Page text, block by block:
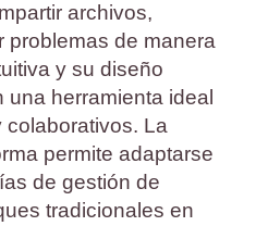
archivos,
problemas de manera
y su diseño
herramienta ideal
colaborativos. La
permite adaptarse
de gestión de
tradicionales en